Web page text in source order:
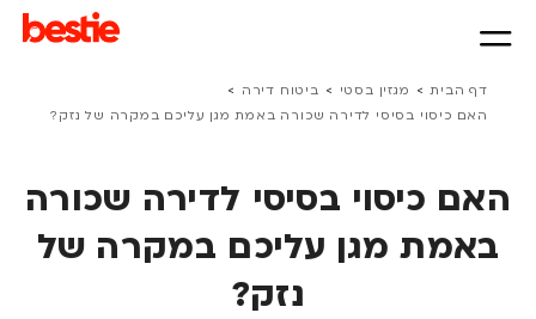
דף הבית > מגזין בסטי > ביטוח דירה >
האם כיסוי בסיסי לדירה שכורה באמת מגן עליכם במקרה של נזק?
האם כיסוי בסיסי לדירה שכורה
באמת מגן עליכם במקרה של
נזק?